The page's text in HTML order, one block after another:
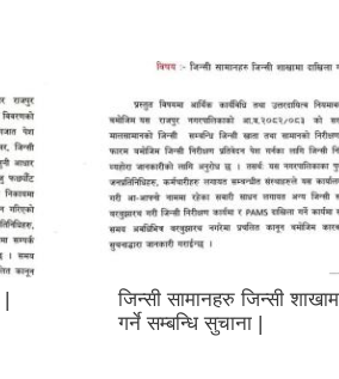
जिन्सी सामानहरु जिन्सी
गर्ने सम्बन्धि सुचाना |